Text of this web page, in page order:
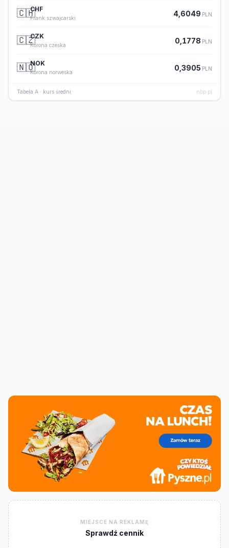
🇨🇭CHF
Frank szwajcarski
4,6049 PLN
🇨🇿CZK
Korona czeska
0,1778 PLN
🇳🇴NOK
Korona norweska
0,3905 PLN
Tabela A · kurs średni nbp.pl
MIEJSCE NA REKLAMĘ
Sprawdź cennik